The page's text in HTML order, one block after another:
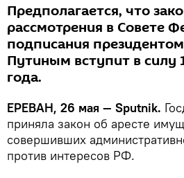
Предполагается, что
рассмотрения в Совете
подписания
Путиным вступит в силу
года.
ЕРЕВАН, 26 мая — Sputnik.
приняла закон об аресте
совершивших
против интересов РФ.